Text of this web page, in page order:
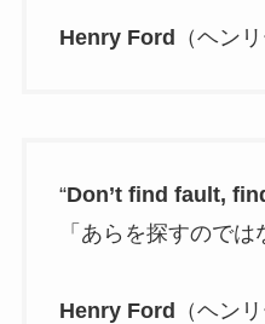
Henry Ford （ヘン
“Don’t find fault,
「あらを探すのでは
Henry Ford （ヘン